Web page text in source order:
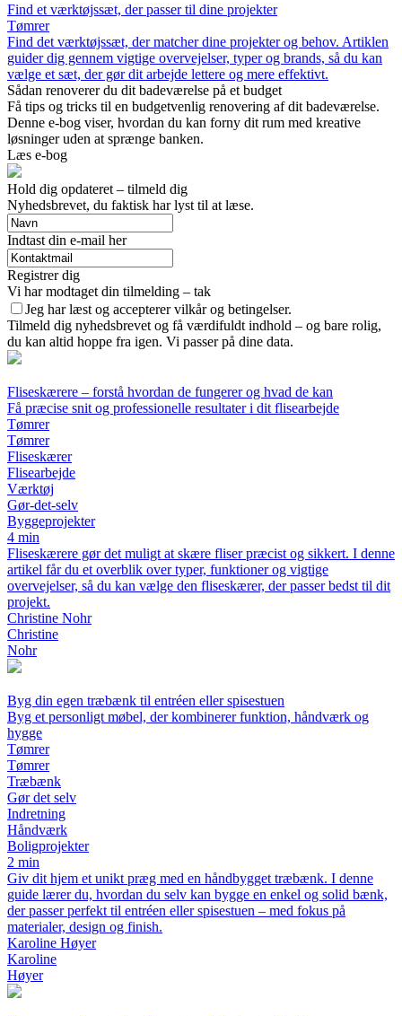
Find et værktøjssæt, der passer til dine projekter
Tømrer
Find det værktøjssæt, der matcher dine projekter og behov. Artiklen
guider dig gennem vigtige overvejelser, typer og brands, så du kan
vælge et sæt, der gør dit arbejde lettere og mere effektivt.
Sådan renoverer du dit badeværelse på et budget
Få tips og tricks til en budgetvenlig renovering af dit badeværelse.
Denne e-bog viser, hvordan du kan forny dit rum med kreative
løsninger uden at sprænge banken.
Læs e-bog
Hold dig opdateret – tilmeld dig
Nyhedsbrevet, du faktisk har lyst til at læse.
Indtast din e-mail her
Registrer dig
Vi har modtaget din tilmelding – tak
Jeg har læst og accepterer vilkår og betingelser.
Tilmeld dig nyhedsbrevet og få værdifuldt indhold – og bare rolig,
du kan altid hoppe fra igen. Vi passer på dine data.
Fliseskærere – forstå hvordan de fungerer og hvad de kan
Få præcise snit og professionelle resultater i dit flisearbejde
Tømrer
Tømrer
Fliseskærer
Flisearbejde
Værktøj
Gør-det-selv
Byggeprojekter
4 min
Fliseskærere gør det muligt at skære fliser præcist og sikkert. I denne
artikel får du et overblik over typer, funktioner og vigtige
overvejelser, så du kan vælge den fliseskærer, der passer bedst til dit
projekt.
Christine Nohr
Christine
Nohr
Byg din egen træbænk til entréen eller spisestuen
Byg et personligt møbel, der kombinerer funktion, håndværk og
hygge
Tømrer
Tømrer
Træbænk
Gør det selv
Indretning
Håndværk
Boligprojekter
2 min
Giv dit hjem et unikt præg med en håndbygget træbænk. I denne
guide lærer du, hvordan du selv kan bygge en enkel og solid bænk,
der passer perfekt til entréen eller spisestuen – med fokus på
materialer, design og finish.
Karoline Høyer
Karoline
Høyer